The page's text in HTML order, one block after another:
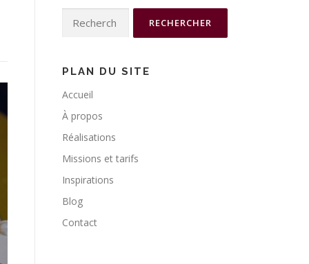
PLAN DU SITE
Accueil
À propos
Réalisations
Missions et tarifs
Inspirations
Blog
Contact